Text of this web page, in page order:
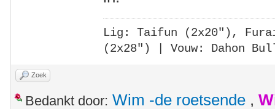
Lig: Taifun (2x20"),
(2x28")
| Vouw: Dahon
Zoek
Bedankt door: Wim -de roetsende ,